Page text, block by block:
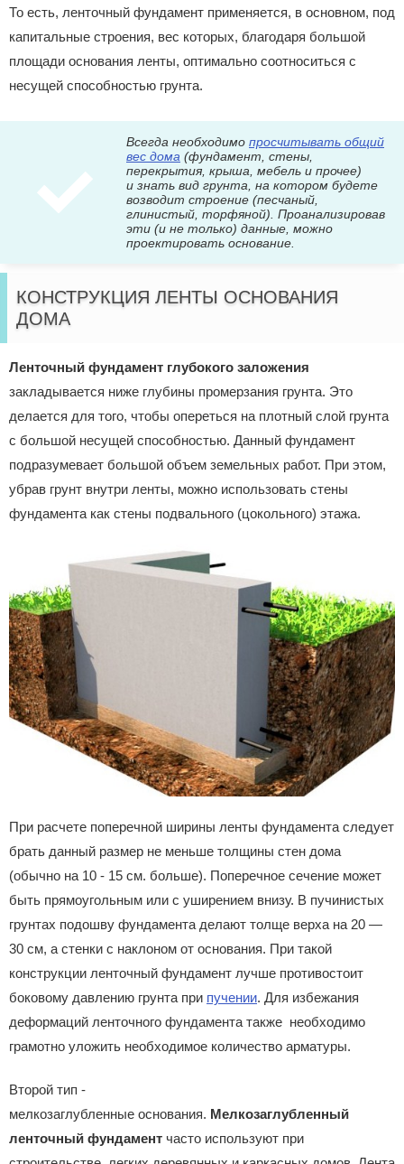
То есть, ленточный фундамент применяется, в основном, под
капитальные строения, вес которых, благодаря большой
площади основания ленты, оптимально соотноситься с
несущей способностью грунта.
Всегда необходимо просчитывать общий
вес дома (фундамент, стены,
перекрытия, крыша, мебель и прочее)
и знать вид грунта, на котором будете
возводит строение (песчаный,
глинистый, торфяной). Проанализировав
эти (и не только) данные, можно
проектировать основание.
КОНСТРУКЦИЯ ЛЕНТЫ ОСНОВАНИЯ
ДОМА
Ленточный фундамент глубокого заложения
закладывается ниже глубины промерзания грунта. Это
делается для того, чтобы опереться на плотный слой грунта
с большой несущей способностью. Данный фундамент
подразумевает большой объем земельных работ. При этом,
убрав грунт внутри ленты, можно использовать стены
фундамента как стены подвального (цокольного) этажа.
При расчете поперечной ширины ленты фундамента следует
брать данный размер не меньше толщины стен дома
(обычно на 10 - 15 см. больше). Поперечное сечение может
быть прямоугольным или с уширением внизу. В пучинистых
грунтах подошву фундамента делают толще верха на 20 —
30 см, а стенки с наклоном от основания. При такой
конструкции ленточный фундамент лучше противостоит
боковому давлению грунта при пучении. Для избежания
деформаций ленточного фундамента также необходимо
грамотно уложить необходимое количество арматуры.
Второй тип -
мелкозаглубленные основания. Мелкозаглубленный
ленточный фундамент часто используют при